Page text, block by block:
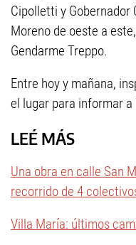
Cipolletti y Gobernador
Moreno de oeste a
Gendarme Treppo.
Entre hoy y mañana,
el lugar para informar
LEÉ MÁS
Una obra en calle San
recorrido de 4
Villa María: últimos